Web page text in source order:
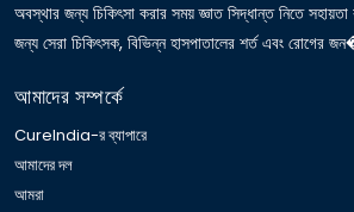
অবস্থার জন্য চিকিৎসা করার সময় জ্ঞাত সিদ্ধান্ত নিতে
জন্য সেরা চিকিৎসক, বিভিন্ন হাসপাতালের শর্ত এবং রোগের
আমাদের সম্পর্কে
CureIndia-র ব্যাপারে
আমাদের দল
আমরা